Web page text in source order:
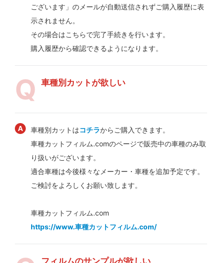
ございます」のメールが自動送信されずご購入履歴に表
示されません。
その場合はこちらで完了手続きを行います。
購入履歴から確認できるようになります。
車種別カットが欲しい
車種別カットはコチラからご購入できます。
車種カットフィルム.comのページで販売中の車種のみ取
り扱いがございます。
適合車種は今後様々なメーカー・車種を追加予定です。
ご検討をよろしくお願い致します。
車種カットフィルム.com
https://www.車種カットフィルム.com/
フィルムのサンプルが欲しい